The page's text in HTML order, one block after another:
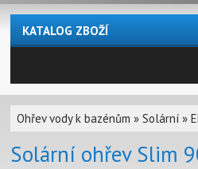
KATALOG ZBOŽÍ
Ohřev vody k bazénům »Solární »
Solární ohřev Slim